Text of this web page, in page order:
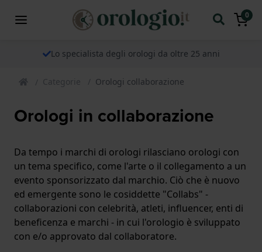
0
Lo specialista degli orologi da oltre 25 anni
Categorie Orologi collaborazione
Orologi in collaborazione
Da tempo i marchi di orologi rilasciano orologi con
un tema specifico, come l'arte o il collegamento a un
evento sponsorizzato dal marchio. Ciò che è nuovo
ed emergente sono le cosiddette "Collabs" -
collaborazioni con celebrità, atleti, influencer, enti di
beneficenza e marchi - in cui l'orologio è sviluppato
con e/o approvato dal collaboratore.